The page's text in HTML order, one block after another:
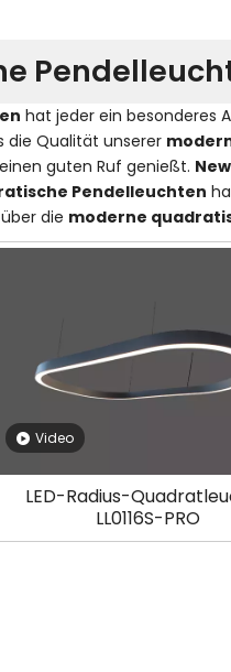
hat jeder ein besonderes
die Qualität unserer
guten Ruf genießt.
Pendelleuchten
die moderne
Video
LED-Radius-
LL0116S-PRO